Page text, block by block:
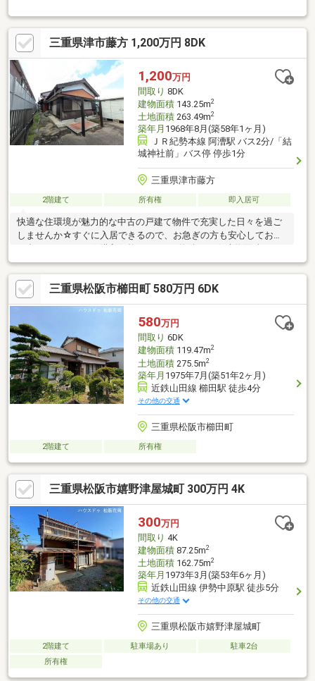
三重県津市藤方 1,200万円 8DK
1,200万円
間取り 8DK
建物面積143.25m2
土地面積263.49m2
築年月 1968年8月(築58年1ヶ月)
ＪＲ紀勢本線 阿漕駅 バス2分/「結
城神社前」バス停 停歩1分
三重県津市藤方
2階建て 所有権 即入居可
快適な住環境が魅力的な中古の戸建て物件で充実した日々を過ご
しませんか☆すぐに入居できるので、お急ぎの方も安心してお問
143.25㎡と十分な広さでゆったりと生活できるのではないのでし
ょうか☆2駅利用できる場所にあるので利便性が高いです☆新生
活をはじめるのであれば前面道路6m以上の好条件物件をどうぞ☆
幅広い方にニーズのある、広々とした8DKの物件です(^^)
三重県松阪市櫛田町 580万円 6DK
580万円
間取り 6DK
建物面積119.47m2
土地面積275.5m2
築年月 1975年7月(築51年2ヶ月)
近鉄山田線 櫛田駅 徒歩4分
その他の交通
三重県松阪市櫛田町
2階建て 所有権
三重県松阪市嬉野津屋城町 300万円 4K
300万円
間取り 4K
建物面積87.25m2
土地面積162.75m2
築年月 1973年3月(築53年6ヶ月)
近鉄山田線 伊勢中原駅 徒歩5分
その他の交通
三重県松阪市嬉野津屋城町
2階建て 駐車場あり
駐車2台
所有権